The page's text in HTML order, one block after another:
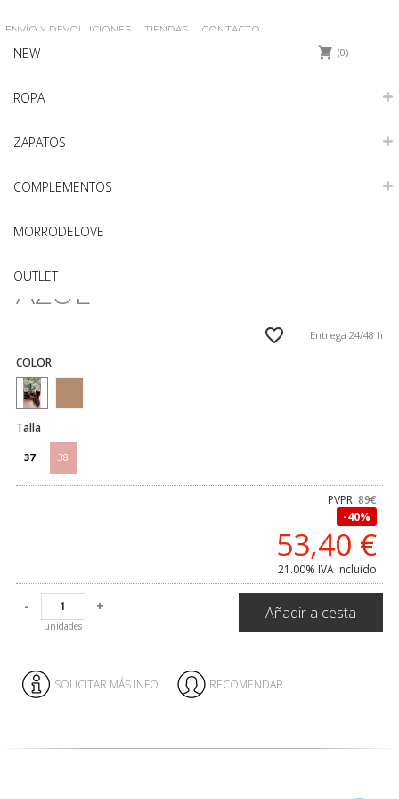
0
ENVÍO Y DEVOLUCIONES TIENDAS CONTACTO
NEW
ROPA
ZAPATOS
COMPLEMENTOS
MORRODELOVE
OUTLET
1951AZUL37
AZUL
Entrega 24/48 h
COLOR
Talla
37 38
PVPR:89€
40%
53,40 €
21.00% IVA incluido
-
unidades
+ Añadir a cesta
SOLICITAR MÁS INFO RECOMENDAR